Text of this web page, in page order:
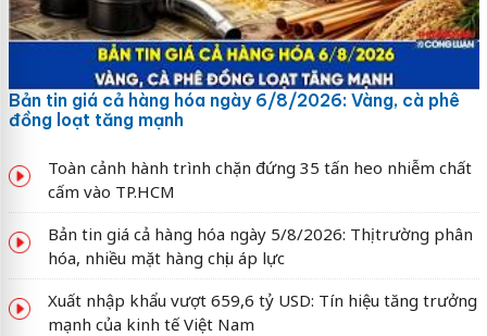
Bản tin giá cả hàng hóa ngày 6/8/2026: Vàng, cà phê
đồng loạt tăng mạnh
Toàn cảnh hành trình chặn đứng 35 tấn heo nhiễm chất
cấm vào TP.HCM
Bản tin giá cả hàng hóa ngày 5/8/2026: Thị trường phân
hóa, nhiều mặt hàng chịu áp lực
Xuất nhập khẩu vượt 659,6 tỷ USD: Tín hiệu tăng trưởng
mạnh của kinh tế Việt Nam